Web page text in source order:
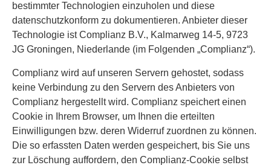
bestimmter Technologien einzuholen und diese
datenschutzkonform zu dokumentieren. Anbieter dieser
Technologie ist Complianz B.V., Kalmarweg 14-5, 9723
JG Groningen, Niederlande (im Folgenden „Complianz“).
Complianz wird auf unseren Servern gehostet, sodass
keine Verbindung zu den Servern des Anbieters von
Complianz hergestellt wird. Complianz speichert einen
Cookie in Ihrem Browser, um Ihnen die erteilten
Einwilligungen bzw. deren Widerruf zuordnen zu können.
Die so erfassten Daten werden gespeichert, bis Sie uns
zur Löschung auffordern, den Complianz-Cookie selbst